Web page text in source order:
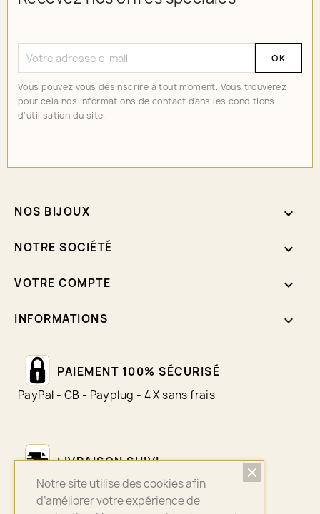
Vous pouvez vous désinscrire à tout moment. Vous trouverez
pour cela nos informations de contact dans les conditions
d'utilisation du site.
NOS BIJOUX 
NOTRE SOCIÉTÉ 
VOTRE COMPTE 
INFORMATIONS keyboard_arrow_down
PAIEMENT 100% SÉCURISÉ
PayPal - CB - Payplug - 4 X sans frais
LIVRAISON SUIVI
Colissimo - Chronopost - Mondial Relay
Notre site utilise des cookies afin
d’améliorer votre expérience de